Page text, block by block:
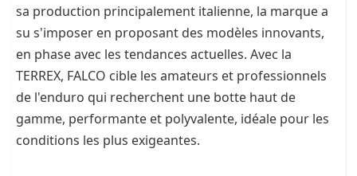
sa production principalement italienne, la marque a
su s'imposer en proposant des modèles innovants,
en phase avec les tendances actuelles. Avec la
TERREX, FALCO cible les amateurs et professionnels
de l'enduro qui recherchent une botte haut de
gamme, performante et polyvalente, idéale pour les
conditions les plus exigeantes.